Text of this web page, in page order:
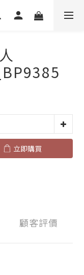
立即購買
顧客評價